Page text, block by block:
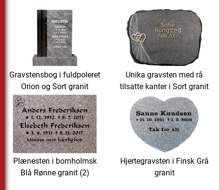
Gravstensbog i fuldpoleret
Orion og Sort granit
Unika gravsten med rå
tilsatte kanter i Sort granit
Plænesten i bornholmsk
Blå Rønne granit (2)
Hjertegravsten i Finsk Grå
granit